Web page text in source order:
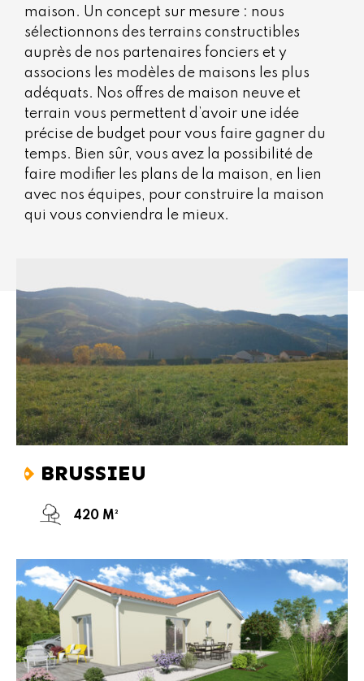
maison. Un concept sur mesure : nous
sélectionnons des terrains constructibles
auprès de nos partenaires fonciers et y
associons les modèles de maisons les plus
adéquats. Nos offres de maison neuve et
terrain vous permettent d’avoir une idée
précise de budget pour vous faire gagner du
temps. Bien sûr, vous avez la possibilité de
faire modifier les plans de la maison, en lien
avec nos équipes, pour construire la maison
qui vous conviendra le mieux.
BRUSSIEU
420 M²